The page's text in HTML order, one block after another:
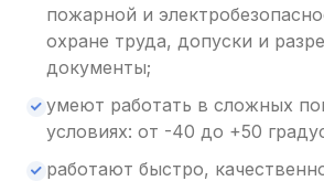
пожарной и
охране труда, допуски и
документы;
умеют работать в сложных
условиях: от -40 до +50
работают быстро,